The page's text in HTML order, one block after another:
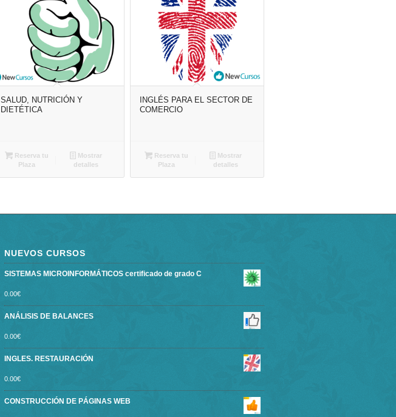
SALUD, NUTRICIÓN Y
DIETÉTICA
Reserva tu
Plaza
Mostrar
detalles
INGLÉS PARA EL SECTOR DE
COMERCIO
Reserva tu
Plaza
Mostrar
detalles
NUEVOS CURSOS
SISTEMAS MICROINFORMÁTICOS certificado de grado C
0.00€
ANÁLISIS DE BALANCES
0.00€
INGLES. RESTAURACIÓN
0.00€
CONSTRUCCIÓN DE PÁGINAS WEB